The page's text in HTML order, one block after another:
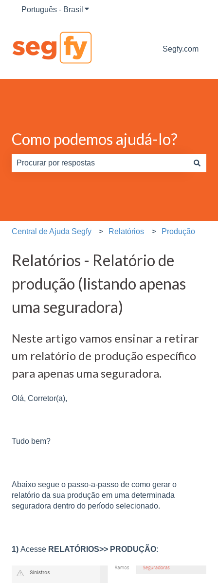
Português - Brasil Mostrar submenu para traduções
Segfy.com
Como podemos ajudá-lo?
Central de Ajuda Segfy Relatórios Produção
Relatórios - Relatório de
produção (listando apenas
uma seguradora)
Neste artigo vamos ensinar a retirar
um relatório de produção específico
para apenas uma seguradora.
Olá, Corretor(a),
Tudo bem?
Abaixo segue o passo-a-passo de como gerar o
relatório da sua produção em uma determinada
seguradora dentro do período selecionado.
1) Acesse RELATÓRIOS>> PRODUÇÃO: